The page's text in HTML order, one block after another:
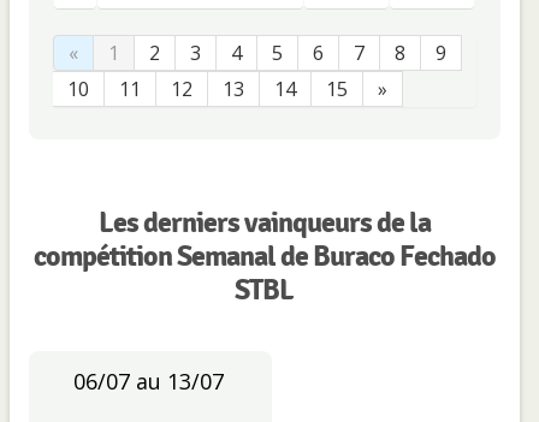
« 1 2 3 4 5 6 7 8
9
10
11 12 13 14 15 »
Les derniers vainqueurs de la
compétition Semanal de Buraco Fechado
STBL
06/07 au 13/07